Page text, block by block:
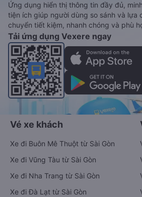
Ứng dụng hiển thị thông tin đầy đủ,
tiện ích giúp người dùng so sánh và lựa
chuyển tiết kiệm, nhanh chóng và phù
Tải ứng dụng Vexere ngay
Vé xe khách
Xe đi Buôn Mê Thuột từ Sài Gòn
Xe đi Vũng Tàu từ Sài Gòn
Xe đi Nha Trang từ Sài Gòn
Xe đi Đà Lạt từ Sài Gòn